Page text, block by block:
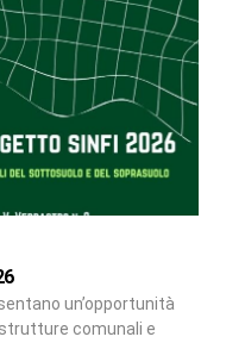
un’opportunità
comunali e